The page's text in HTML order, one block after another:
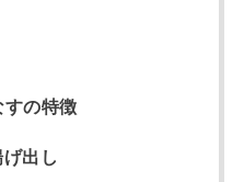
すの特徴
出し